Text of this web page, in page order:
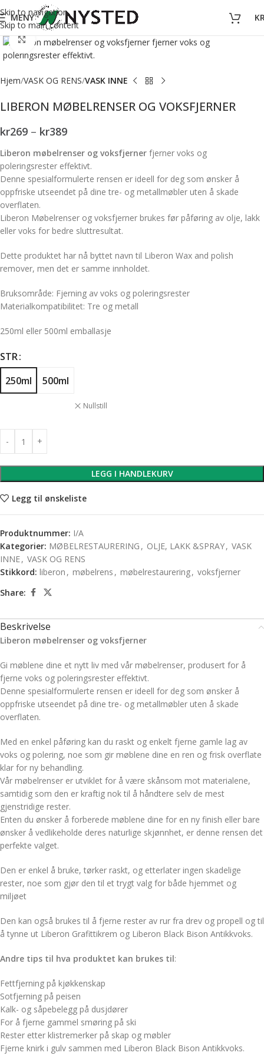
Skip to navigation
Skip to main content
MENY
Forstørr bilde
Hjem VASK OG RENS VASK INNE
LIBERON MØBELRENSER OG VOKSFJERNER
kr269 – kr389
Liberon møbelrenser og voksfjerner fjerner voks og
poleringsrester effektivt.
Denne spesialformulerte rensen er ideell for deg som ønsker å
oppfriske utseendet på dine tre- og metallmøbler uten å skade
overflaten.
Liberon Møbelrenser og voksfjerner brukes før påføring av olje, lakk
eller voks for bedre sluttresultat.
Dette produktet har nå byttet navn til Liberon Wax and polish
remover, men det er samme innholdet.
Bruksområde: Fjerning av voks og poleringsrester
Materialkompatibilitet: Tre og metall
250ml eller 500ml emballasje
STR
250ml
500ml
Nullstill
LEGG I HANDLEKURV
Legg til ønskeliste
Produktnummer: I/A
Kategorier: MØBELRESTAURERING , OLJE, LAKK &SPRAY, VASK
INNE, VASK OG RENS
Stikkord: liberon , møbelrens , møbelrestaurering, voksfjerner
Share:
Beskrivelse
Liberon møbelrenser og voksfjerner
Gi møblene dine et nytt liv med vår møbelrenser, produsert for å
fjerne voks og poleringsrester effektivt.
Denne spesialformulerte rensen er ideell for deg som ønsker å
oppfriske utseendet på dine tre- og metallmøbler uten å skade
overflaten.
Med en enkel påføring kan du raskt og enkelt fjerne gamle lag av
voks og polering, noe som gir møblene dine en ren og frisk overflate
klar for ny behandling.
Vår møbelrenser er utviklet for å være skånsom mot materialene,
samtidig som den er kraftig nok til å håndtere selv de mest
gjenstridige rester.
Enten du ønsker å forberede møblene dine for en ny finish eller bare
ønsker å vedlikeholde deres naturlige skjønnhet, er denne rensen det
perfekte valget.
Den er enkel å bruke, tørker raskt, og etterlater ingen skadelige
rester, noe som gjør den til et trygt valg for både hjemmet og
miljøet
Den kan også brukes til å fjerne rester av rur fra drev og propell og til
å tynne ut Liberon Grafittikrem og Liberon Black Bison Antikkvoks.
Andre tips til hva produktet kan brukes til:
Fettfjerning på kjøkkenskap
Sotfjerning på peisen
Kalk- og såpebelegg på dusjdører
For å fjerne gammel smøring på ski
Rester etter klistremerker på skap og møbler
Fjerne knirk i gulv sammen med Liberon Black Bison Antikkvoks.